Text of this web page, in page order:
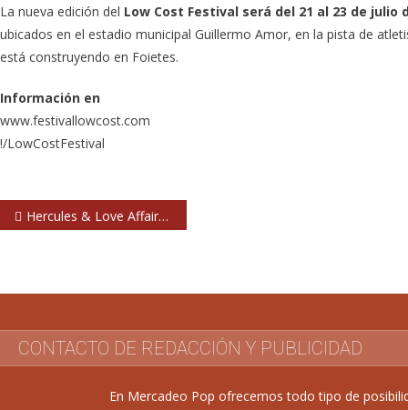
La nueva edición del Low Cost Festival será del 21 al 23 de julio
ubicados en el estadio municipal Guillermo Amor, en la pista de
está construyendo en Foietes.
Información en
www.festivallowcost.com
!/LowCostFestival
Navegación
Hercules & Love Affair en Madrid y Barcelona en febrero
CONTACTO DE REDACCIÓN Y PUBLICIDAD
En Mercadeo Pop ofrecemos todo tipo de